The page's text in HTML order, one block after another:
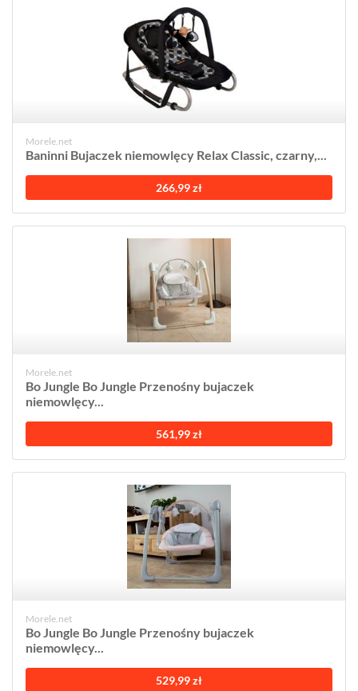
Morele.net
Baninni Bujaczek niemowlęcy Relax Classic, czarny,...
266,99 zł
Morele.net
Bo Jungle Bo Jungle Przenośny bujaczek
niemowlęcy...
561,99 zł
Morele.net
Bo Jungle Bo Jungle Przenośny bujaczek
niemowlęcy...
529,99 zł